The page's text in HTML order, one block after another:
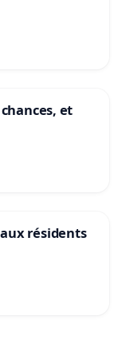
et
résidents